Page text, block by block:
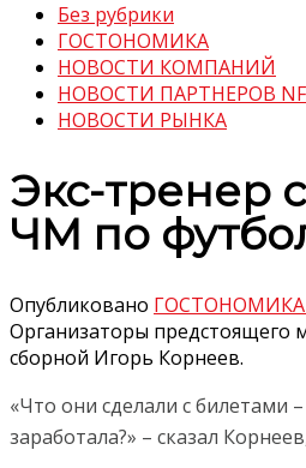
Без рубрики
ГОСТОНОМИКА
НОВОСТИ КОМПАНИЙ
НОВОСТИ ПАРТНЕРОВ
НОВОСТИ РЫНКА
Экс-тренер
ЧМ по
Опубликовано ГОСТОНОМИКА
Организаторы предстоящего
сборной Игорь Корнеев.
«Что они сделали с билетами
заработала?» – сказал